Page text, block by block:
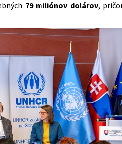
79 miliónov dolárov,